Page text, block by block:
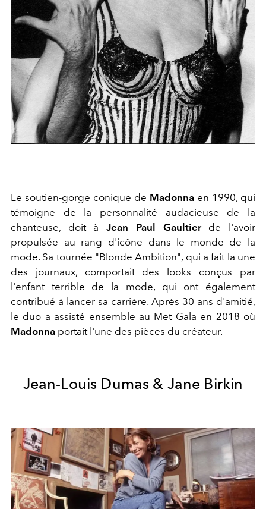
Le soutien-gorge conique de Madonna en 1990, qui
témoigne de la personnalité audacieuse de la
chanteuse, doit àJean Paul Gaultier de l'avoir
propulsée au rang d'icône dans le monde de la
mode. Sa tournée "Blonde Ambition", qui a fait la une
des journaux, comportait des looks conçus par
l'enfant terrible de la mode, qui ont également
contribué à lancer sa carrière. Après 30 ans d'amitié,
le duo a assisté ensemble au Met Gala en 2018 où
Madonna portait l'une des pièces du créateur.
Jean-Louis Dumas & Jane Birkin